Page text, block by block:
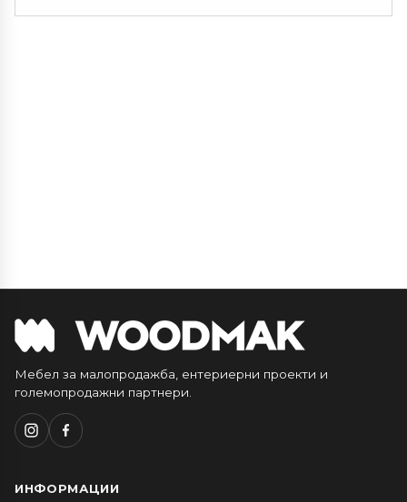
Мебел за малопродажба, ентериерни проекти и
големопродажни партнери.
ИНФОРМАЦИИ